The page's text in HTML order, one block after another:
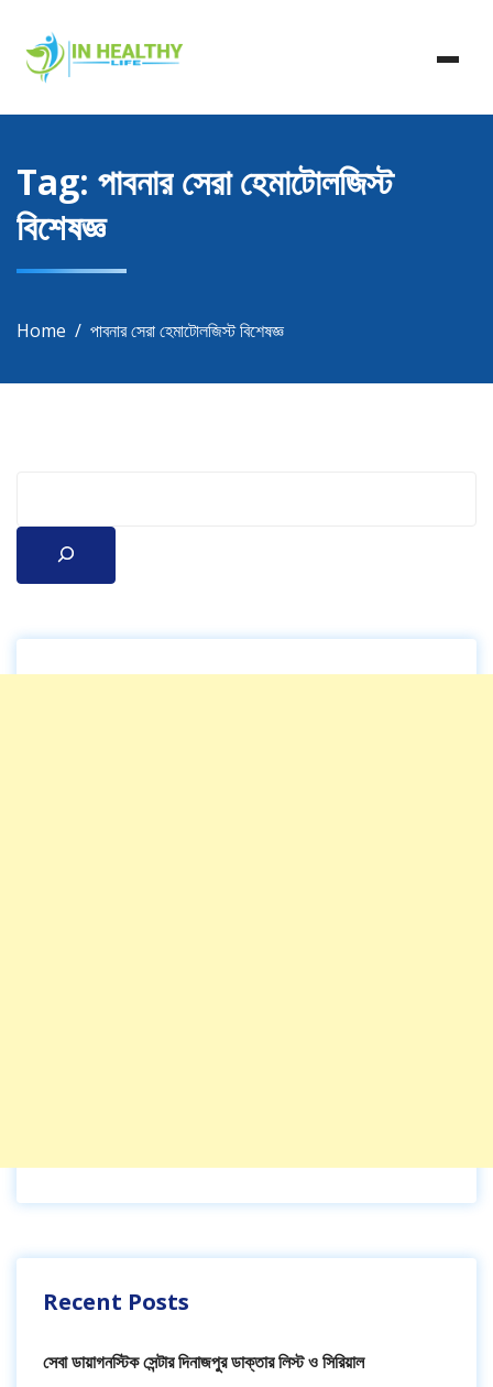
content
In Healthy Life
In Healthy Life, Healthy Life, Health Life, Doctor List,
Doctor Listing
Tag: পাবনার সেরা হেমাটোলজিস্ট
বিশেষজ্ঞ
Home পাবনার সেরা হেমাটোলজিস্ট বিশেষজ্ঞ
Recent Posts
সেবা ডায়াগনস্টিক সেন্টার দিনাজপুর ডাক্তার লিস্ট ও সিরিয়াল